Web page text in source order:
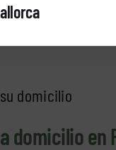
domicilio
domicilio en